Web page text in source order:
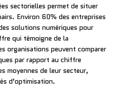
sectorielles permet de situer
Environ 60% des entreprises
solutions numériques pour
qui témoigne de la
organisations peuvent comparer
par rapport au chiffre
moyennes de leur secteur,
d’optimisation.